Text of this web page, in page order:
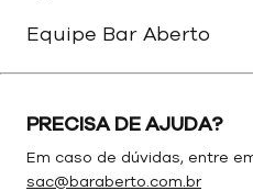
Equipe Bar Aberto
PRECISA DE AJUDA?
Em caso de dúvidas, entre
sac@baraberto.com.br